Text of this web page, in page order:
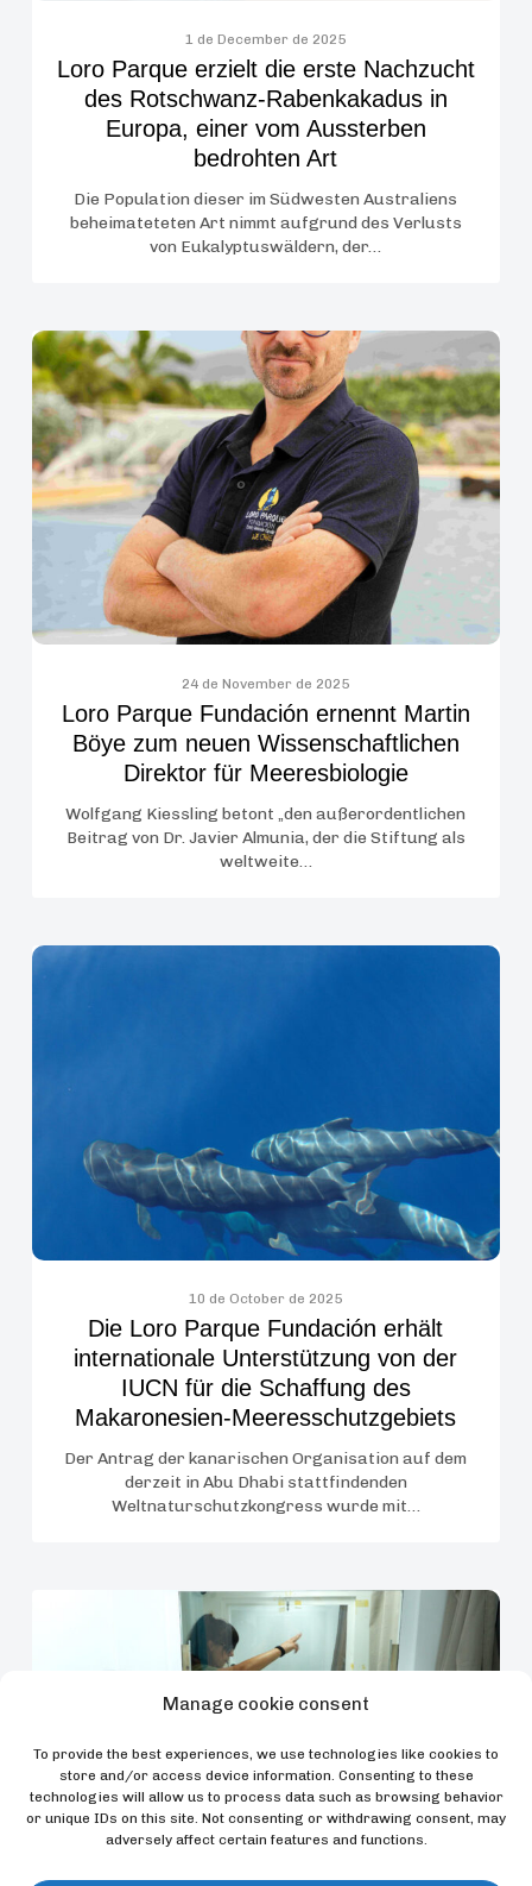
Manage cookie consent
To provide the best experiences, we use technologies like cookies to
store and/or access device information. Consenting to these
technologies will allow us to process data such as browsing behavior
or unique IDs on this site. Not consenting or withdrawing consent, may
adversely affect certain features and functions.
einer
vom
Aussterben
bedrohten
Art
1 de December de 2025
Loro Parque erzielt die erste Nachzucht
des Rotschwanz-Rabenkakadus in
Europa, einer vom Aussterben
bedrohten Art
Die Population dieser im Südwesten Australiens
beheimateteten Art nimmt aufgrund des Verlusts
von Eukalyptuswäldern, der…
Loro
Parque
Fundación
ernennt
Martin
Böye
zum
neuen
Wissenschaftlichen
Direktor
Meeresbiologie
24 de November de 2025
Loro Parque Fundación ernennt Martin
Böye zum neuen Wissenschaftlichen
Direktor für Meeresbiologie
Wolfgang Kiessling betont „den außerordentlichen
Beitrag von Dr. Javier Almunia, der die Stiftung als
weltweite…
internationale
Unterstützung
von
der
IUCN
für
die
Schaffung
des
Makaronesien-
Meeresschutzgebiets
10 de October de 2025
Die Loro Parque Fundación erhält
internationale Unterstützung von der
IUCN für die Schaffung des
Makaronesien-Meeresschutzgebiets
Der Antrag der kanarischen Organisation auf dem
derzeit in Abu Dhabi stattfindenden
Weltnaturschutzkongress wurde mit…
Die
Loro
Parque
Fundación
eine
bahnbrechende
Entdeckung
zum